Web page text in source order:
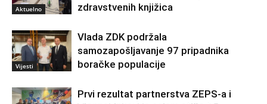
Aktuelno
zdravstvenih knjižica
Vijesti
Vlada ZDK podržala
samozapošljavanje 97 pripadnika
boračke populacije
Prvi rezultat partnerstva ZEPS-a i